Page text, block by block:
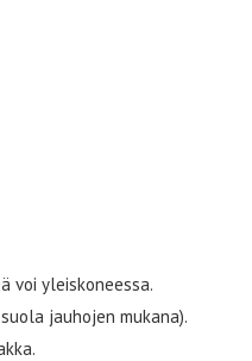
voi yleiskoneessa.
jauhojen mukana).